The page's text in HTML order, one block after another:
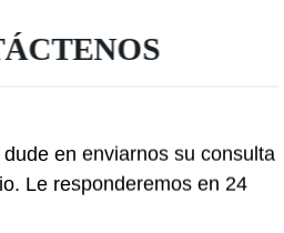
dude en enviarnos su consulta
Le responderemos en 24